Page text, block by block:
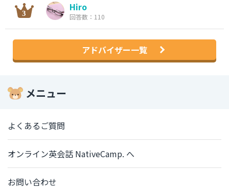
Hiro
回答数：110
アドバイザー一覧
メニュー
よくあるご質問
オンライン英会話 NativeCamp. へ
お問い合わせ